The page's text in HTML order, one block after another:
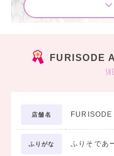
大学・専門学校の
FURISODE ARC
FURISODE
店舗名
ふりがな ふりそであ